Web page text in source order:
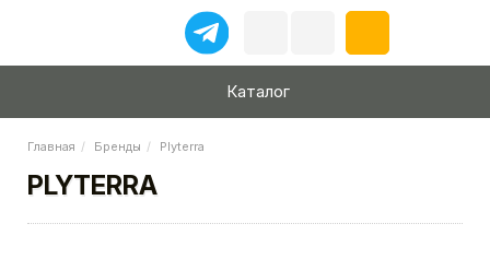
Каталог
Главная Бренды Plyterra
PLYTERRA